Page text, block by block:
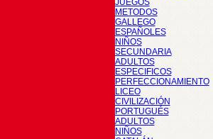
JUEGOS
METODOS
GALLEGO
ESPAÑOLES
NIÑOS
SECUNDARIA
ADULTOS
ESPECIFICOS
PERFECCIONAMIENTO
LICEO
CIVILIZACIÓN
PORTUGUÉS
ADULTOS
NIÑOS